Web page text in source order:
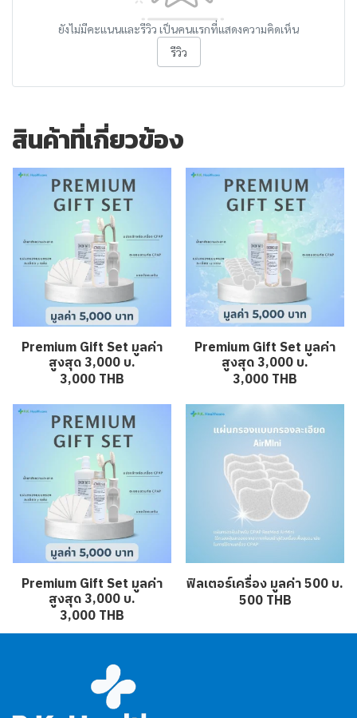
ยังไม่มีคะแนนและรีวิว เป็นคนแรกที่แสดงความคิดเห็น
รีวิว
สินค้าที่เกี่ยวข้อง
Premium Gift Set มูลค่า
สูงสุด 3,000 บ.
3,000 THB
Premium Gift Set มูลค่า
สูงสุด 3,000 บ.
3,000 THB
Premium Gift Set มูลค่า
สูงสุด 3,000 บ.
3,000 THB
ฟิลเตอร์เครื่อง มูลค่า 500 บ.
500 THB